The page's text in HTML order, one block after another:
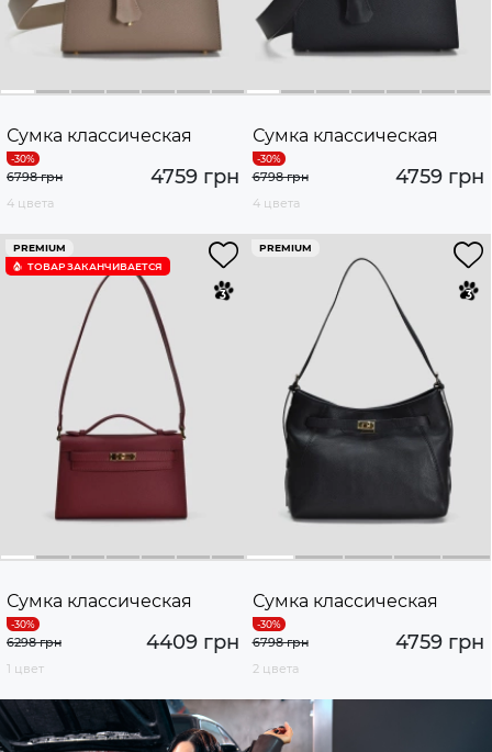
Сумка классическая
4759 грн
6798 грн
4 цвета
Сумка классическая
4759 грн
6798 грн
4 цвета
PREMIUM
ТОВАР ЗАКАНЧИВАЕТСЯ
Сумка классическая
4409 грн
6298 грн
1 цвет
PREMIUM
Сумка классическая
4759 грн
6798 грн
2 цвета